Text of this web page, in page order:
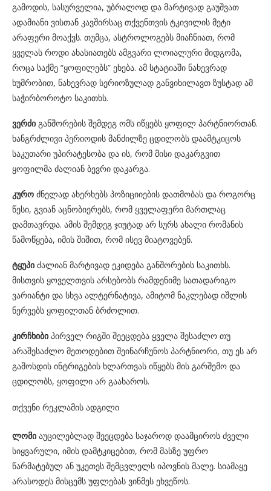
გამოდის, სასურველია, უბრალოდ და მარტივად გაუშვათ
ადამიანი ვისთან კავშირსაც თქვენთვის ტკივილის მეტი
არაფერი მოაქვს. თუმცა, ასტროლოგებს მიაჩნიათ, რომ
ყველას როდი ახასიათებს ამგვარი ლოიალური მიდგომა,
როცა საქმე “ყოფილებს” ეხება. ამ სტატიაში ნახევრად
ხუმრობით, ნახევრად სერიოზულად განვიხილავთ ზუსტად ამ
საჭირბოროტო საკითხს.
ვერძი განშორების შემდეგ ომს იწყებს ყოფილ პარტნიორთან.
ხანგრძლივი პერიოდის მანძილზე ცდილობს დაამტკიცოს
საკუთარი უპირატესობა და ის, რომ მისი დაკარგვით
ყოფილმა ძალიან ბევრი დაკარგა.
კურო ძნელად ახერხებს პოზიციიების დათმობას და როგორც
წესი, გვიან აცნობიერებს, რომ ყველაფერი მართლაც
დამთავრდა. ამის შემდეგ ჯიუტად არ სურს ახალი რომანის
წამოწყება, იმის შიშით, რომ ისევ მიატოვებენ.
ტყუპი ძალიან მარტივად ეკიდება განშორების საკითხს.
მისთვის ყოველთვის არსებობს რამდენიმე სათადარიგო
ვარიანტი და სხვა ალტერნატივა, ამიტომ ნაკლებად იშლის
ნერვებს ყოფილთან ბრძოლით.
კირჩხიბი პირველ რიგში შეეცდება ყველა შესაძლო თუ
არაშესაძლო მეთოდებით შეინარჩუნოს პარტნიორი, თუ ეს არ
გამოსდის ინტრიგების ხლართვას იწყებს მის გარშემო და
ცდილობს, ყოფილი არ გაახაროს.
თქვენი რეკლამის ადგილი
ლომი აუცილებლად შეეცდება საჯაროდ დაამციროს ძველი
სიყვარული, იმის დამტკიცებით, რომ მასზე უფრო
წარმატებულ ან უკეთეს შემცვლელს იპოვნის მალე. სიამაყე
არასოდეს მისცემს უფლებას ვინმეს ეხვეწოს.